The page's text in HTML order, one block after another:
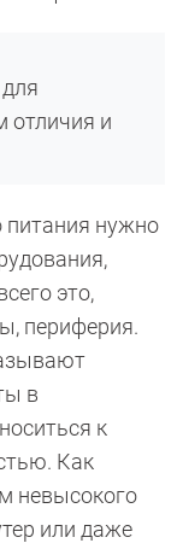
отличия и
питания нужно
это,
периферия.
в
к
Как
невысокого
или даже